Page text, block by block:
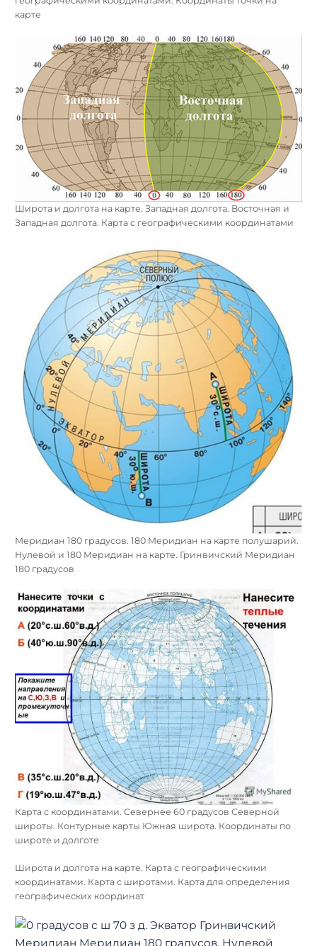
карте
Широта и долгота на карте. Западная долгота. Восточная и
Западная долгота. Карта с географическими координатами
Меридиан 180 градусов. 180 Меридиан на карте полушарий.
Нулевой и 180 Меридиан на карте. Гринвичский Меридиан
180 градусов
Карта с координатами. Севернее 60 градусов Северной
широты. Контурные карты Южная широта. Координаты по
широте и долготе
Широта и долгота на карте. Карта с географическими
координатами. Карта с широтами. Карта для определения
географических координат